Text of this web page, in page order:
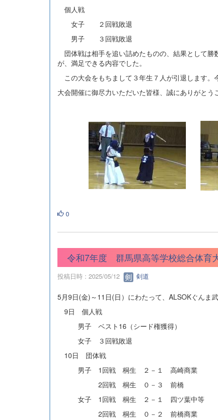
個人戦
女子 ２回戦敗退
男子 ３回戦敗退
団体戦は相手を追い詰めたものの、結果として勝
が、満足できる内容でした。
この大会をもちまして３年生７人が引退します。
大会開催に御尽力いただいた皆様、誠にありがとう
0
令和7年度 群馬県高等学校総合体育
投稿日時 : 2025/05/12 剣道
5月9日(金)～11日(日）にわたって、ALSOKぐんま
9日 個人戦
男子 ベスト16（シード権獲得）
女子 ３回戦敗退
10日 団体戦
男子 1回戦 桐生 ２－１ 高崎商業
2回戦 桐生 ０－３ 前橋
女子 1回戦 桐生 ２－１ 四ツ葉中等
2回戦 桐生 ０－２ 前橋商業